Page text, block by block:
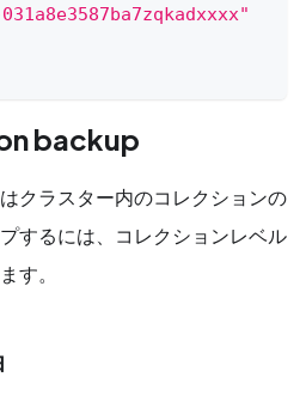
backup
クラスター内のコレクションの
するには、コレクションレベル
す。